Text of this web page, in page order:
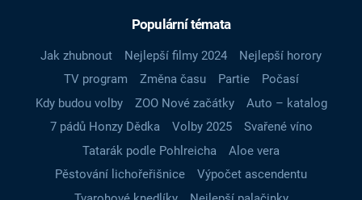
Populární témata
Jak zhubnout Nejlepší filmy 2024
Nejlepší horory
TV program
Změna času Partie
Počasí
Kdy budou volby
ZOO Nové začátky
Auto – katalog
7 pádů Honzy Dědka
Volby 2025
Svařené víno
Tatarák podle Pohlreicha
Aloe vera
Pěstování lichořeřišnice
Výpočet ascendentu